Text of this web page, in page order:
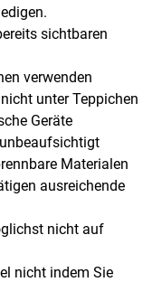
sichtbaren
verwenden
unter Teppichen
Geräte
unbeaufsichtigt
Materialen
ausreichende
nicht auf
nicht indem Sie